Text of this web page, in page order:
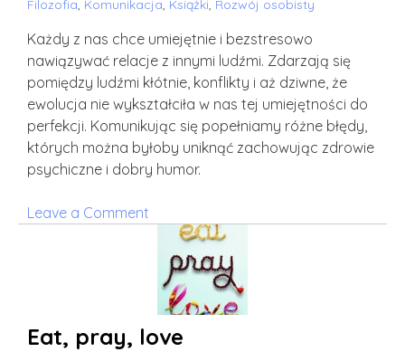
Filozofia, Komunikacja, Książki, Rozwój osobisty
Każdy z nas chce umiejętnie i bezstresowo
nawiązywać relacje z innymi ludźmi. Zdarzają się
pomiędzy ludźmi kłótnie, konflikty i aż dziwne, że
ewolucja nie wykształciła w nas tej umiejętności do
perfekcji. Komunikując się popełniamy różne błędy,
których można byłoby uniknąć zachowując zdrowie
psychiczne i dobry humor.
Leave a Comment
nawiązywać
lepsze
trwalsze
relacje
Eat, pray, love